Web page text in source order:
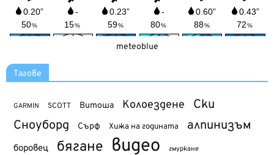
meteoblue
Тагове
GARMIN SCOTT Витоша Колоездене Ски
Сноуборд Сърф Хижа на годината алпинизъм
боровец бягане видео гмуркане